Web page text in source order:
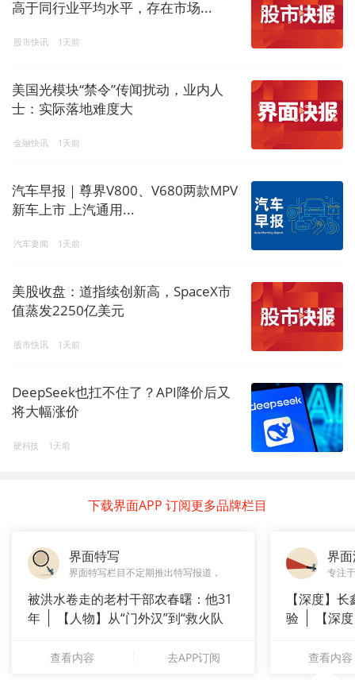
高于同行业平均水平，存在市场...
股市快讯 1天前
美国光模块“禁令”传闻扰动，业内人
士：实际落地难度大
金融快讯 1天前
汽车早报｜尊界V800、V680两款MPV
新车上市 上汽通用...
汽车要闻 1天前
美股收盘：道指续创新高，SpaceX市
值蒸发2250亿美元
股市快讯 1天前
DeepSeek也扛不住了？API降价后又
将大幅涨价
硬科技 1天前
下载界面APP 订阅更多品牌栏目
界面特写
界面特写栏目不定期推出特写报道，
被洪水卷走的老村干部农春曙：他31
年
【人物】从“门外汉”到“救火队
查看内容 去APP订阅
界
专注
【深度】
验
【深
查看内容